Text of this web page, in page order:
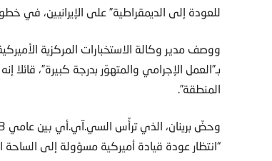
للعودة إلى الديمقراطية” على الإيرانيين، في
ووصف مدير وكالة الاستخبارات المركزية
بـ”العمل الإجرامي والمتهوّر بدرجة كبيرة”،
المنطقة”.
“انتظار عودة قيادة أميركية مسؤولة إلى الساحة